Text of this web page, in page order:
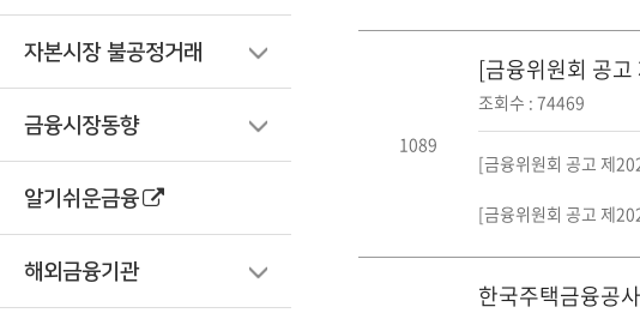
자본시장 불공정거래
금융시장동향
알기쉬운금융
해외금융기관
1089
[금융위원회 공
조회수 : 74469
[금융위원회 공고 제
[금융위원회 공고 제
한국주택금융공